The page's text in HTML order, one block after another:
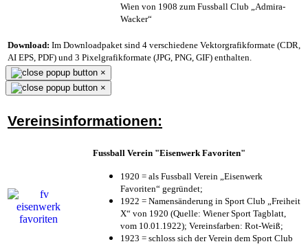
Wien von 1908 zum Fussball Club „Admira-
Wacker“
Download: Im Downloadpaket sind 4 verschiedene Vektorgrafikformate (CDR,
AI EPS, PDF) und 3 Pixelgrafikformate (JPG, PNG, GIF) enthalten.
×
×
Vereinsinformationen:
Fussball Verein "Eisenwerk Favoriten"
1920 = als Fussball Verein „Eisenwerk
Favoriten“ gegründet;
1922 = Namensänderung in Sport Club „Freiheit
X“ von 1920 (Quelle: Wiener Sport Tagblatt,
vom 10.01.1922); Vereinsfarben: Rot-Weiß;
1923 = schloss sich der Verein dem Sport Club